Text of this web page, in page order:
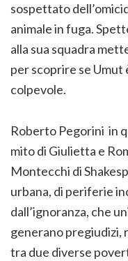
sospettato
animale in fuga.
alla sua squadra
per scoprire se Umut
colpevole.
Roberto Pegorini in
mito di Giulietta e
Montecchi di
urbana, di periferie
dall’ignoranza, che
generano pregiudizi,
tra due diverse